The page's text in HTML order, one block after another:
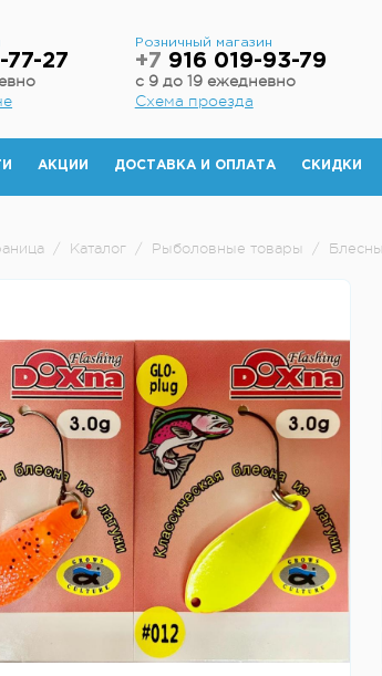
77-27
Розничный магазин
+7 916 019-93-79
с 9 до 19 ежедневно
Схема проезда
АКЦИИ ДОСТАВКА И ОПЛАТА СКИДКИ
/ Каталог / Рыболовные товары / Блесны